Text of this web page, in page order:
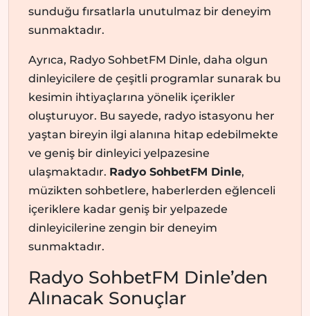
sunduğu fırsatlarla unutulmaz bir deneyim
sunmaktadır.
Ayrıca, Radyo SohbetFM Dinle, daha olgun
dinleyicilere de çeşitli programlar sunarak bu
kesimin ihtiyaçlarına yönelik içerikler
oluşturuyor. Bu sayede, radyo istasyonu her
yaştan bireyin ilgi alanına hitap edebilmekte
ve geniş bir dinleyici yelpazesine
ulaşmaktadır. Radyo SohbetFM Dinle,
müzikten sohbetlere, haberlerden eğlenceli
içeriklere kadar geniş bir yelpazede
dinleyicilerine zengin bir deneyim
sunmaktadır.
Radyo SohbetFM Dinle’den
Alınacak Sonuçlar